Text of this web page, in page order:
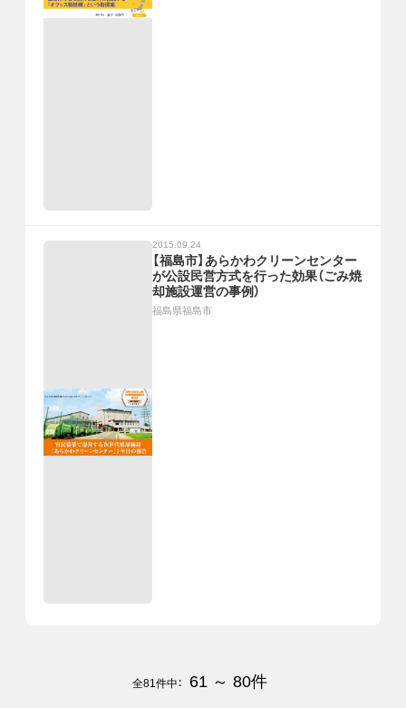
2015.09.24
【福島市】あらかわクリーンセンター
が公設民営方式を行った効果（ごみ焼
却施設運営の事例）
福島県福島市
全81件中： 61 ～ 80件